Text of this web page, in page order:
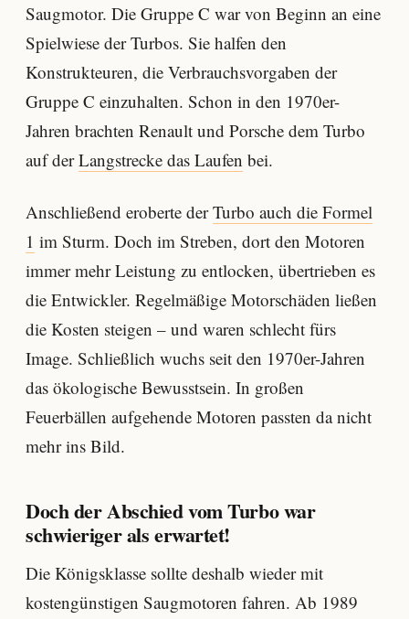
Saugmotor. Die Gruppe C war von Beginn an eine
Spielwiese der Turbos. Sie halfen den
Konstrukteuren, die Verbrauchsvorgaben der
Gruppe C einzuhalten. Schon in den 1970er-
Jahren brachten Renault und Porsche dem Turbo
auf derLangstrecke das Laufen bei.
Anschließend eroberte derTurbo auch die Formel
1 im Sturm. Doch im Streben, dort den Motoren
immer mehr Leistung zu entlocken, übertrieben es
die Entwickler. Regelmäßige Motorschäden ließen
die Kosten steigen – und waren schlecht fürs
Image. Schließlich wuchs seit den 1970er-Jahren
das ökologische Bewusstsein. In großen
Feuerbällen aufgehende Motoren passten da nicht
mehr ins Bild.
Doch der Abschied vom Turbo war
schwieriger als erwartet!
Die Königsklasse sollte deshalb wieder mit
kostengünstigen Saugmotoren fahren. Ab 1989